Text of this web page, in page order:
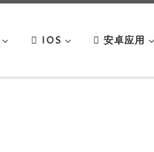
IOS 安卓应用